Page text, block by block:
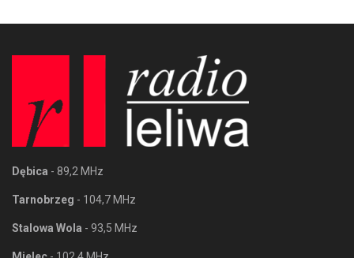
Dębica - 89,2 MHz
Tarnobrzeg - 104,7 MHz
Stalowa Wola - 93,5 MHz